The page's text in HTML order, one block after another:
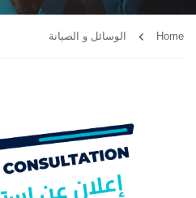
Home الوسائل و الصيانة